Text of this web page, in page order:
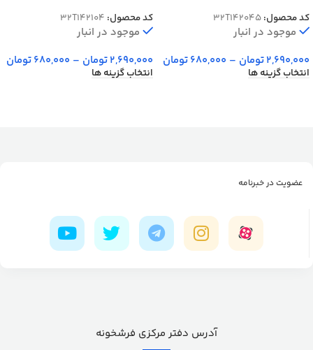
کد محصول:32T142045
موجود در انبار
2,690,000تومان –
680,000تومان
انتخاب گزینه ها
کد محصول: 32T142104
موجود در انبار
2,690,000تومان –
680,000تومان
انتخاب گزینه ها
عضویت در خبرنامه
آدرس دفتر مرکزی فرشخونه